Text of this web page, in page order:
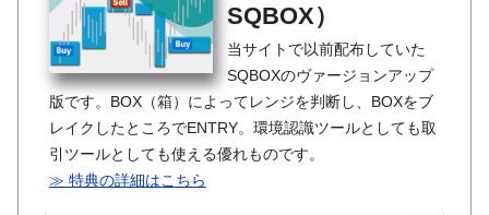
SQBOX）
当サイトで以前配布していた
SQBOXのヴァージョンアップ
版です。BOX（箱）によってレンジを判断し、BOXをブ
レイクしたところでENTRY。環境認識ツールとしても取
引ツールとしても使える優れものです。
≫ 特典の詳細はこちら